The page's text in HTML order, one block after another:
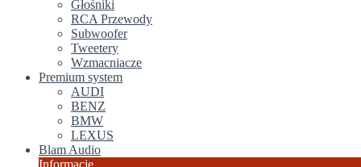
Głośniki
RCA Przewody
Subwoofer
Tweetery
Wzmacniacze
Premium system
AUDI
BENZ
BMW
LEXUS
Blam Audio
Informacje